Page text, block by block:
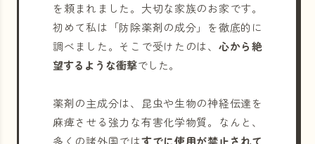
を頼まれました。大切な家族のお家です。
初めて私は「防除薬剤の成分」を徹底的に
調べました。そこで受けたのは、 心から絶
望するような衝撃でした。
薬剤の主成分は、昆虫や生物の神経伝達を
麻痺させる強力な有害化学物質。なんと、
多くの諸外国ではすでに使用が禁止されて